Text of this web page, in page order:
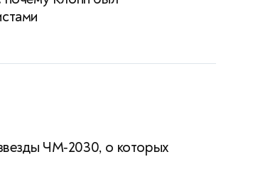
ЧМ‑2030, о которых